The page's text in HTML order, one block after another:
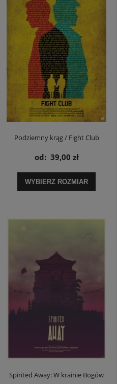
Podziemny krąg / Fight Club
Zasady kręgu - plakat
od: 39,00 zł
WYBIERZ ROZMIAR
Spirited Away: W krainie Bogów